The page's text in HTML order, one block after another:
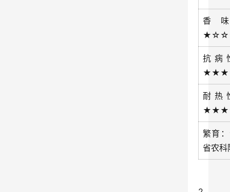
香
抗病
耐热
繁育
省农科